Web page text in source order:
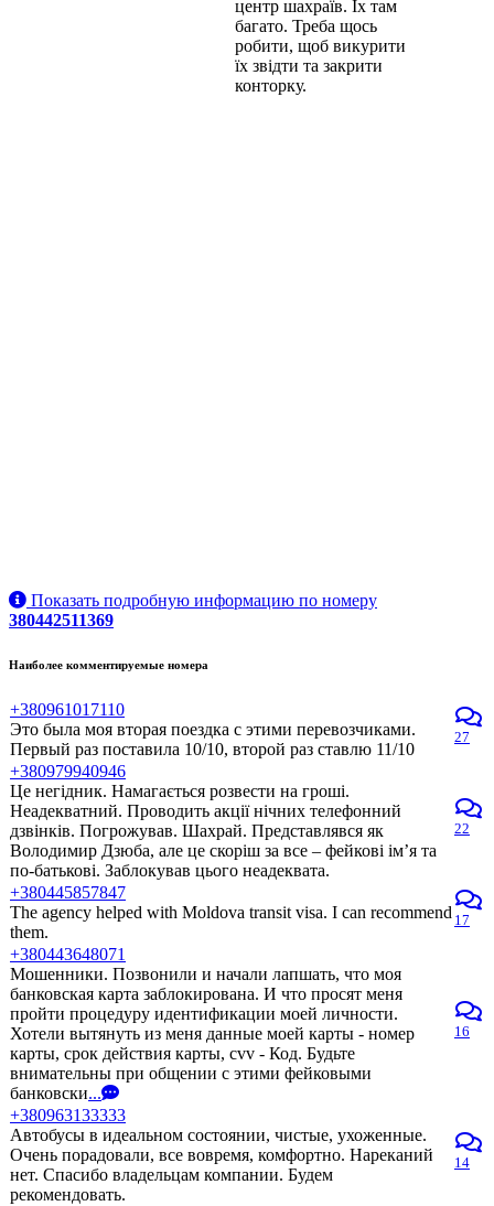
центр шахраїв. Їх там
багато. Треба щось
робити, щоб викурити
їх звідти та закрити
конторку.
Показать подробную информацию по номеру
380442511369
Наиболее комментируемые номера
+380961017110
Это была моя вторая поездка с этими перевозчиками.
Первый раз поставила 10/10, второй раз ставлю 11/10
27
+380979940946
Це негідник. Намагається розвести на гроші.
Неадекватний. Проводить акції нічних телефонний
дзвінків. Погрожував. Шахрай. Представлявся як
Володимир Дзюба, але це скоріш за все – фейкові ім’я та
по-батькові. Заблокував цього неадеквата.
22
+380445857847
The agency helped with Moldova transit visa. I can recommend
them.
17
+380443648071
Мошенники. Позвонили и начали лапшать, что моя
банковская карта заблокирована. И что просят меня
пройти процедуру идентификации моей личности.
Хотели вытянуть из меня данные моей карты - номер
карты, срок действия карты, cvv - Код. Будьте
внимательны при общении с этими фейковыми
банковски...
16
+380963133333
Автобусы в идеальном состоянии, чистые, ухоженные.
Очень порадовали, все вовремя, комфортно. Нареканий
нет. Спасибо владельцам компании. Будем
рекомендовать.
14